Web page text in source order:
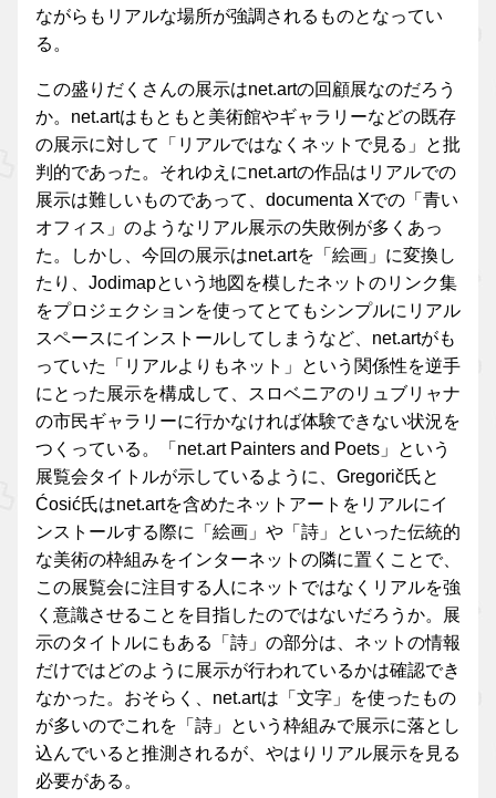
ながらもリアルな場所が強調されるものとなってい
る。
この盛りだくさんの展示はnet.artの回顧展なのだろう
か。net.artはもともと美術館やギャラリーなどの既存
の展示に対して「リアルではなくネットで見る」と批
判的であった。それゆえにnet.artの作品はリアルでの
展示は難しいものであって、documenta Xでの「青い
オフィス」のようなリアル展示の失敗例が多くあっ
た。しかし、今回の展示はnet.artを「絵画」に変換し
たり、Jodimapという地図を模したネットのリンク集
をプロジェクションを使ってとてもシンプルにリアル
スペースにインストールしてしまうなど、net.artがも
っていた「リアルよりもネット」という関係性を逆手
にとった展示を構成して、スロベニアのリュブリャナ
の市民ギャラリーに行かなければ体験できない状況を
つくっている。「net.art Painters and Poets」という
展覧会タイトルが示しているように、Gregorič氏と
Ćosić氏はnet.artを含めたネットアートをリアルにイ
ンストールする際に「絵画」や「詩」といった伝統的
な美術の枠組みをインターネットの隣に置くことで、
この展覧会に注目する人にネットではなくリアルを強
く意識させることを目指したのではないだろうか。展
示のタイトルにもある「詩」の部分は、ネットの情報
だけではどのように展示が行われているかは確認でき
なかった。おそらく、net.artは「文字」を使ったもの
が多いのでこれを「詩」という枠組みで展示に落とし
込んでいると推測されるが、やはりリアル展示を見る
必要がある。